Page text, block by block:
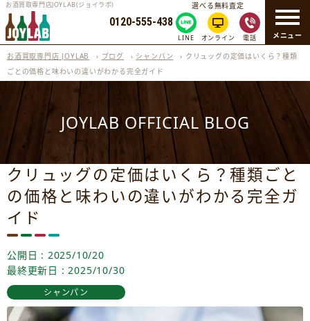
メニュー
お酒買取専門店JOYLAB(ジョイラボ)
0120-555-438
選べる無料査定
LINE オンライン 電話
お酒買取専門店 JOYLAB › ブログ › シャンパン › クリュッグの定価はいくら？種類
ごとの価格と味わいの違いがわかる完全ガイド
JOYLAB OFFICIAL BLOG
クリュッグの定価はいくら？種類ごと
の価格と味わいの違いがわかる完全ガ
イド
公開日 : 2025/10/20
最終更新日 : 2025/10/30
シャンパン